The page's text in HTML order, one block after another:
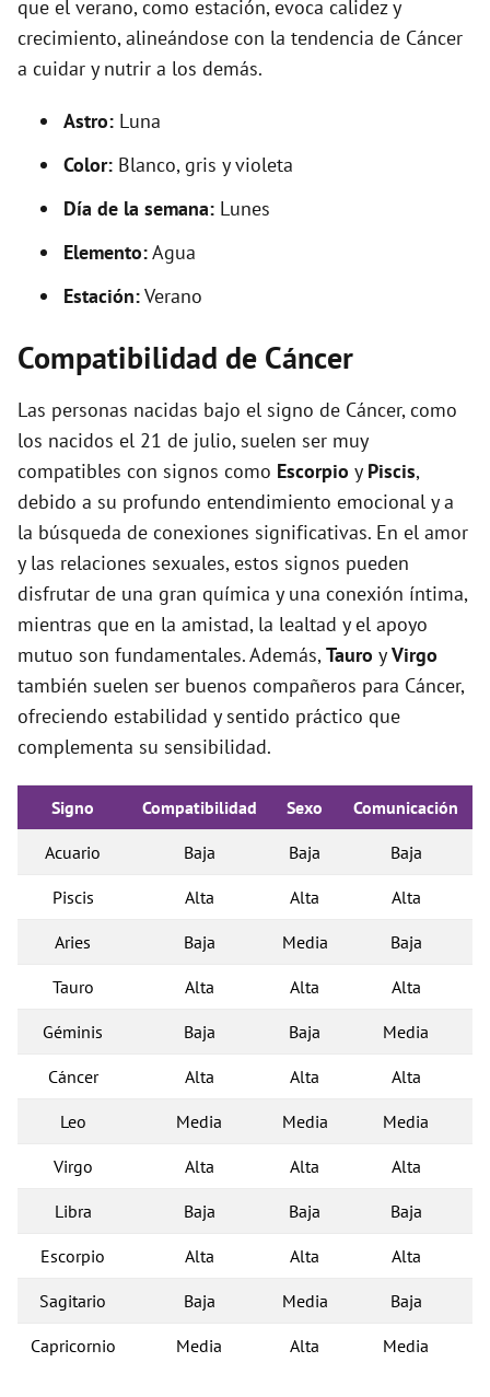
que el verano, como estación, evoca calidez y
crecimiento, alineándose con la tendencia de Cáncer
a cuidar y nutrir a los demás.
Astro: Luna
Color: Blanco, gris y violeta
Día de la semana: Lunes
Elemento:Agua
Estación:Verano
Compatibilidad de Cáncer
Las personas nacidas bajo el signo de Cáncer, como
los nacidos el 21 de julio, suelen ser muy
compatibles con signos como Escorpio y Piscis,
debido a su profundo entendimiento emocional y a
la búsqueda de conexiones significativas. En el amor
y las relaciones sexuales, estos signos pueden
disfrutar de una gran química y una conexión íntima,
mientras que en la amistad, la lealtad y el apoyo
mutuo son fundamentales. Además,Tauro yVirgo
también suelen ser buenos compañeros para Cáncer,
ofreciendo estabilidad y sentido práctico que
complementa su sensibilidad.
Signo Compatibilidad Sexo Comunicación
Acuario Baja Baja Baja
Piscis Alta Alta Alta
Aries Baja Media Baja
Tauro Alta Alta Alta
Géminis Baja Baja Media
Cáncer Alta Alta Alta
Leo Media Media Media
Virgo Alta Alta Alta
Libra Baja Baja Baja
Escorpio Alta Alta Alta
Sagitario Baja Media Baja
Capricornio Media Alta Media